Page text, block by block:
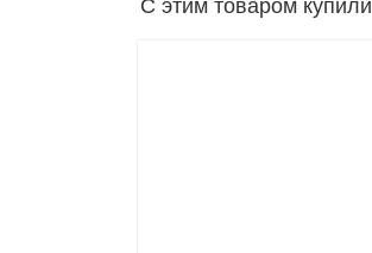
С этим товаром купили